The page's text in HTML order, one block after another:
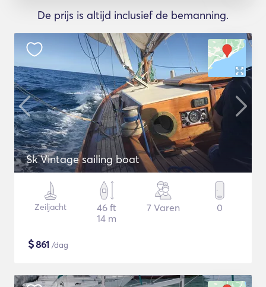
De prijs is altijd inclusief de bemanning.
Sk Vintage sailing boat
Zeiljacht
46 ft
14 m
7 Varen 0
$861 /dag